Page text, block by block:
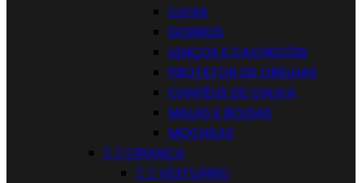
LUVAS
GORROS
LENÇOS E CACHECÓIS
PROTETOR DE ORELHAS
CHAPÉUS DE CHUVA
MALAS E BOLSAS
MOCHILAS
  CRIANÇA
  VESTUÁRIO